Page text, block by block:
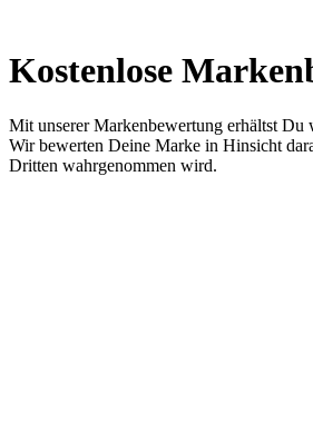
Kostenlose
Mit unserer Markenbewertung erhältst Du
Wir bewerten Deine Marke in Hinsicht
Dritten wahrgenommen wird.